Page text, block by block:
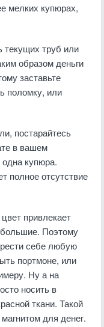
мелких купюрах,
труб или
образом деньги
заставьте
поломку, или
постарайтесь
в вашем
купюра.
полное отсутствие
привлекает
Поэтому
себе любую
портмоне, или
Ну а на
носить в
ткани. Такой
для денег.